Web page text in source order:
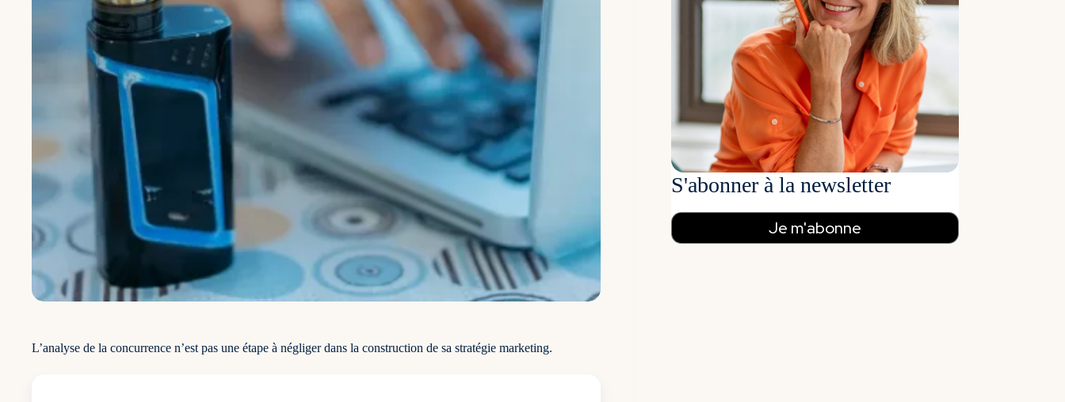
L’analyse de la concurrence n’est pas une étape à négliger dans la construction de sa stratégie marketing.
S'abonner à la newsletter
Je m'abonne